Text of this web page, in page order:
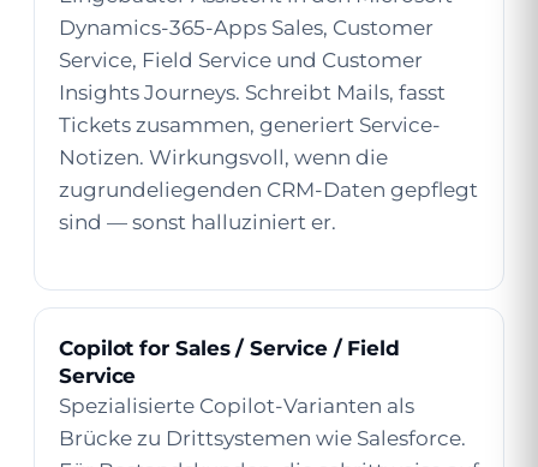
Dynamics-365-Apps Sales, Customer
Service, Field Service und Customer
Insights Journeys. Schreibt Mails, fasst
Tickets zusammen, generiert Service-
Notizen. Wirkungsvoll, wenn die
zugrundeliegenden CRM-Daten gepflegt
sind — sonst halluziniert er.
Copilot for Sales / Service / Field
Service
Spezialisierte Copilot-Varianten als
Brücke zu Drittsystemen wie Salesforce.